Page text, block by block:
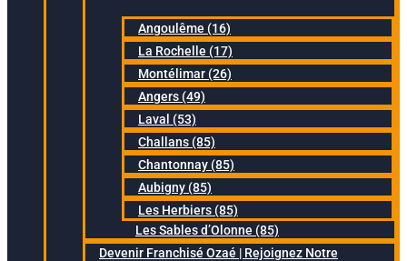
Angoulême (16)
La Rochelle (17)
Montélimar (26)
Angers (49)
Laval (53)
Challans (85)
Chantonnay (85)
Aubigny (85)
Les Herbiers (85)
Les Sables d’Olonne (85)
Devenir Franchisé Ozaé | Rejoignez Notre